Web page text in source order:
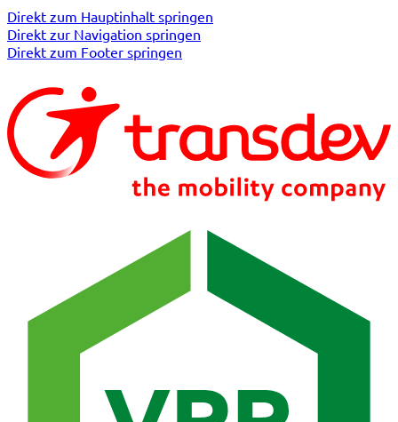
Direkt zum Hauptinhalt springen
Direkt zur Navigation springen
Direkt zum Footer springen